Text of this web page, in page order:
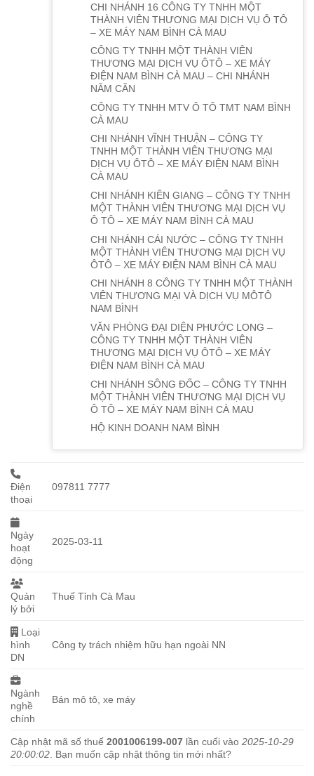
CHI NHÁNH 16 CÔNG TY TNHH MỘT
THÀNH VIÊN THƯƠNG MẠI DỊCH VỤ Ô TÔ
– XE MÁY NAM BÌNH CÀ MAU
CÔNG TY TNHH MỘT THÀNH VIÊN
THƯƠNG MẠI DỊCH VỤ ÔTÔ – XE MÁY
ĐIỆN NAM BÌNH CÀ MAU – CHI NHÁNH
NĂM CĂN
CÔNG TY TNHH MTV Ô TÔ TMT NAM BÌNH
CÀ MAU
CHI NHÁNH VĨNH THUẬN – CÔNG TY
TNHH MỘT THÀNH VIÊN THƯƠNG MẠI
DỊCH VỤ ÔTÔ – XE MÁY ĐIỆN NAM BÌNH
CÀ MAU
CHI NHÁNH KIÊN GIANG – CÔNG TY TNHH
MỘT THÀNH VIÊN THƯƠNG MẠI DỊCH VỤ
Ô TÔ – XE MÁY NAM BÌNH CÀ MAU
CHI NHÁNH CÁI NƯỚC – CÔNG TY TNHH
MỘT THÀNH VIÊN THƯƠNG MẠI DỊCH VỤ
ÔTÔ – XE MÁY ĐIỆN NAM BÌNH CÀ MAU
CHI NHÁNH 8 CÔNG TY TNHH MỘT THÀNH
VIÊN THƯƠNG MẠI VÀ DỊCH VỤ MÔTÔ
NAM BÌNH
VĂN PHÒNG ĐẠI DIỆN PHƯỚC LONG –
CÔNG TY TNHH MỘT THÀNH VIÊN
THƯƠNG MẠI DỊCH VỤ ÔTÔ – XE MÁY
ĐIỆN NAM BÌNH CÀ MAU
CHI NHÁNH SÔNG ĐỐC – CÔNG TY TNHH
MỘT THÀNH VIÊN THƯƠNG MẠI DỊCH VỤ
Ô TÔ – XE MÁY NAM BÌNH CÀ MAU
HỘ KINH DOANH NAM BÌNH
Điện
thoại
097811 7777
Ngày
hoạt
động
2025-03-11
Quản
lý bởi
Thuế Tỉnh Cà Mau
Loại
hình
DN
Công ty trách nhiệm hữu hạn ngoài NN
Ngành
nghề
chính
Bán mô tô, xe máy
Cập nhật mã số thuế 2001006199-007 lần cuối vào 2025-10-29
20:00:02 . Bạn muốn cập nhật thông tin mới nhất?